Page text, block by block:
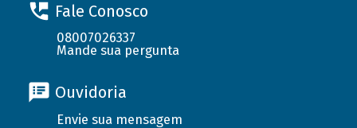
Fale Conosco
08007026337
Mande sua pergunta
Ouvidoria
Envie sua mensagem